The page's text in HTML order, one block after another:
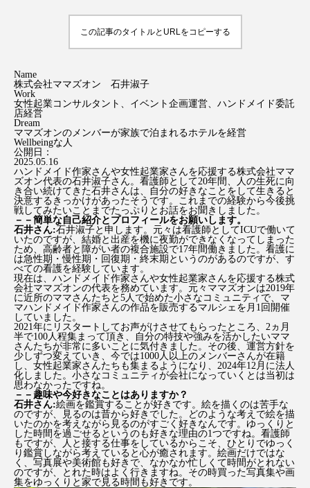
この記事のタイトルとURLをコピーする
Name
株式会社ママズオン 石井淑子
Work
女性起業コンサルタント、イベント企画運営、ハンドメイド委託
店経営
Dream
ママズオンのメンバーが家族で泊まれるホテルを経営
Wellbeingな人
公開日：
2025.05.16
ハンドメイド作家さんや女性起業家さんを応援する株式会社ママ
ズオン代表の石井淑子さん。看護師として20年間、人の生死に向
き合い続けてきた石井さんは、自分の好きなことをして生きると
決意するきっかけがあったそうです。これまでの経験から今後挑
戦してみたいことまでたっぷりとお話をお聞きしました。
－－簡単な自己紹介とプロフィールをお願いします。
石井さん:石井淑子と申します。元々は看護師としてICUで働いて
いたのですが、結婚と出産を機に夜勤ができなくなってしまった
ため、高齢者と障がい者の複合施設で17年間働きました。看護に
は急性期・慢性期・回復期・終末期というのがあるのですが、す
べての看護を経験しています。
現在は、ハンドメイド作家さんや女性起業家さんを応援する株式
会社ママズオンの代表を務めています。元々ママズオンは2019年
に近所のママさんたちと5人で始めた小さなコミュニティで、マ
マハンドメイド作家さんの作品を販売するマルシェを月1回開催
していました。
2021年にリスタートしてお声がけさせてもらったところ、2ヵ月
半で100人程集まって頂き、自分の特技や強みを活かしたいママ
さんたちが非常に多いことに気付きました。その後、運営方針を
少しずつ変えていき、今では1000人以上のメンバーさんが在籍
し、女性起業家さんたちも集まるようになり、2024年12月に法人
化しました。小さなコミュニティが会社になっていくとは当初は
思わなかったですね。
－－趣味や今好きなことはありますか？
石井さん:絵画を鑑賞することが好きです。絵を描くのは苦手な
のですが、見るのは昔から好きでした。どのような考えで絵を描
いたのかを考えながら見るのがすごく好きなんです。ゆっくりと
した時間を過ごせるというのも好きな理由の1つですね。看護師
もですが、人と接する仕事をしているからこそ、ひとりでゆっく
り鑑賞しながら考えていると心が癒されます。絵画だけではな
く、写真展や美術館も好きで、なかなか忙しくて時間がとれない
のですが、とれた時はよく行きますね。その時買った写真集や画
集をゆっくりと家で見る時間も好きです。